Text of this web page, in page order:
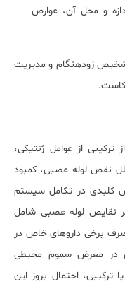
و محل آن، عوارض
زودهنگام و مدیریت
کاست.
از عوامل ژنتیکی،
نقص لوله عصبی، کمبود
کلیدی در تکامل سیستم
نقایص لوله عصبی شامل
برخی داروهای خاص در
در معرض سموم محیطی
ترکیبی، احتمال بروز این